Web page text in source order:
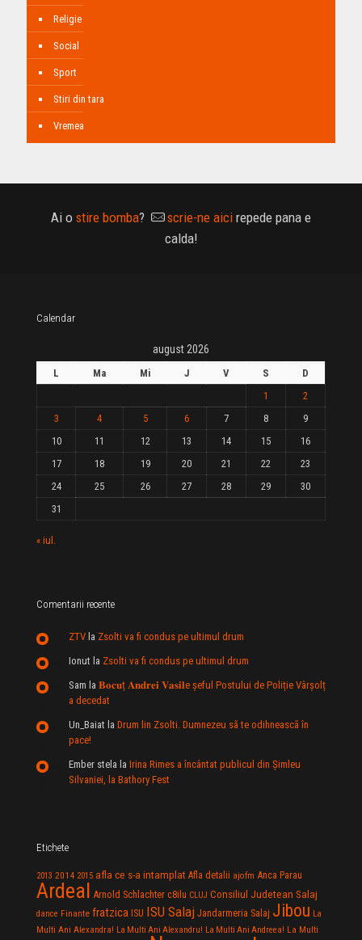
Religie
Social
Sport
Stiri din tara
Vremea
Ai o stire bomba? scrie-ne aici repede pana e
calda!
Calendar
august 2026
L Ma Mi J V S
D
1
2
3
4 5 6 7 8
9
10
11 12 13 14 15
16
17
18 19 20 21 22
23
24
25 26 27 28 29
30
31
« iul.
Comentarii recente
ZTV la Zsolti va fi condus pe ultimul drum
Ionut la Zsolti va fi condus pe ultimul drum
Sam la 𝐁𝐨𝐜𝐮ț 𝐀𝐧𝐝𝐫𝐞𝐢 𝐕𝐚𝐬𝐢𝐥e şeful Postului de Poliție Vârșolț
a decedat
Un_Baiat la Drum lin Zsolti. Dumnezeu sã te odihneascã în
pace!
Ember stela la Irina Rimes a încântat publicul din Şimleu
Silvaniei, la Bathory Fest
Etichete
2013 2014 2015 afla ce s-a intamplat Afla detalii ajofm Anca Parau
Ardeal Arnold Schlachter c8ilu CLUJ Consiliul Judetean Salaj
dance Finante fratzica ISU ISU Salaj Jandarmeria Salaj Jibou La
Multi Ani Alexandra! La Multi Ani Alexandru! La Multi Ani Andreea! La Multi